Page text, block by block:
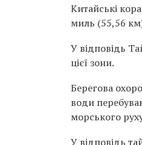
Китайські
миль (55,56
У відповідь
цієї зони.
Берегова
води
морського
У відповідь